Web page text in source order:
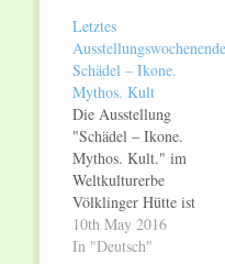
Am Sonntag, den 15.
Juni 2014, endet die
Ausstellung
"Generation Pop!" im
Weltkulturerbe
Völklinger Hütte.
Vom 15. September
2013 bis heute haben
82.846 Menschen ein
Kombiticket für das
Weltkulturerbe
Letztes
Schädel – Ikone.
Mythos. Kult
Die Ausstellung
"Schädel – Ikone.
Mythos. Kult." im
Weltkulturerbe
Völklinger Hütte ist
eine Reise durch die
Jahrhunderte und eine
10th May 2016
In "Deutsch"